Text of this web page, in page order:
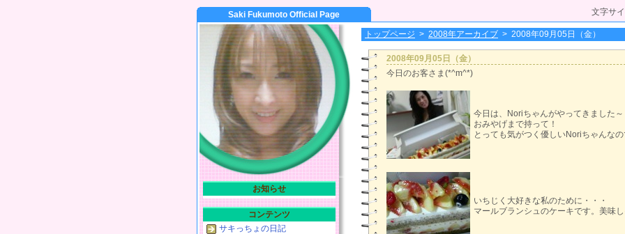
Saki Fukumoto Official Page 文字サ
トップページ > 2008年アーカイブ > 2008年09月05日（金）
2008年09月05日（金）
今日のお客さま(*^m^*)
今日は、Noriちゃんがやってきました～
おみやげまで持って！
とっても気がつく優しいNoriちゃんなの
いちじく大好きな私のために・・・
マールブランシュのケーキです。美味し
お知らせ
コンテンツ
サキっちょの日記